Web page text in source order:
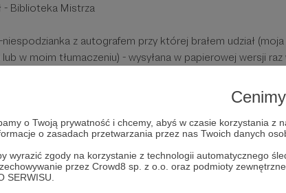
o Twoją prywatność i chcemy, abyś w czasie korzystania z
o zasadach przetwarzania przez nas Twoich danych
wyrazić zgody na korzystanie z technologii automatycznego
przez Crowd8 sp. z o.o. oraz podmioty
SERWISU.
- Biblioteka Mistrza
niespodzianka z autografem przy której brałem udział (moja
w moim tłumaczeniu) - wysyłana w papierowej wersji raz
dostęp do moich warsztatów i wydarzeń
zaproponowania tematu odcinka raz na kwartał
benefity z niższych progów